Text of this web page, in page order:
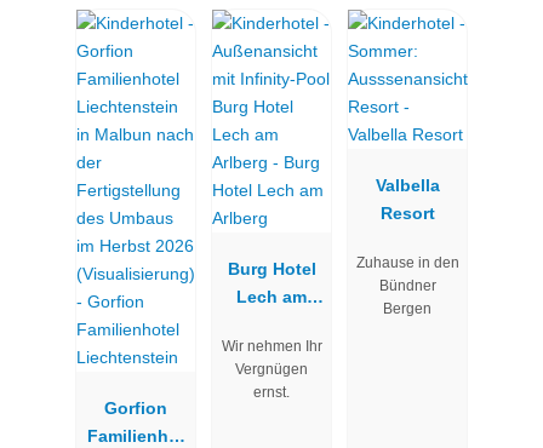
Gorfion
Familienhot
Burg Hotel
Lech am
Wir nehmen Ihr
Vergnügen
ernst.
Valbella
Resort
Zuhause in den
Bündner
Bergen